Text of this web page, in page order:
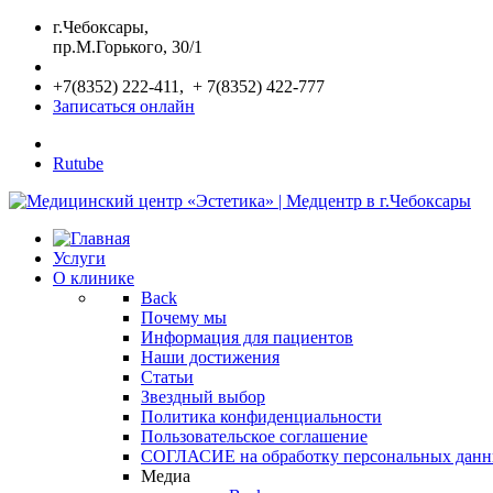
г.Чебоксары,
пр.М.Горького, 30/1
+7(8352) 222-411, + 7(8352) 422-777
Записаться онлайн
Rutube
Услуги
О клинике
Back
Почему мы
Информация для пациентов
Наши достижения
Статьи
Звездный выбор
Политика конфиденциальности
Пользовательское соглашение
СОГЛАСИЕ на обработку персональных
Медиа